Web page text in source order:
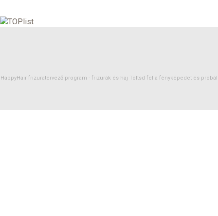
HappyHair frizuratervező program - frizurák és haj Töltsd fel a fényképedet és